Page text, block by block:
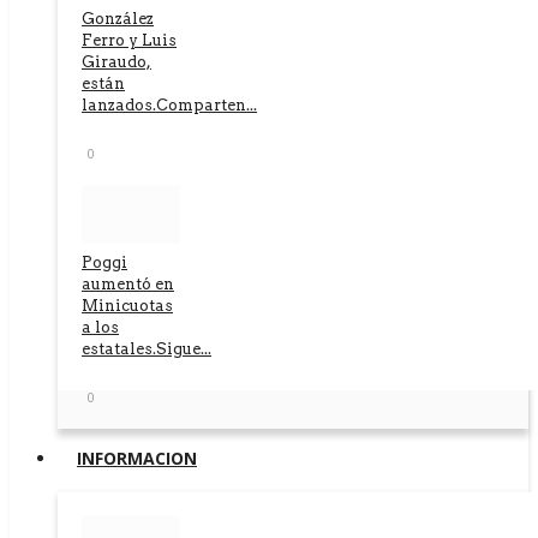
González
Ferro y Luis
Giraudo,
están
lanzados.Comparten...
0
Poggi
aumentó en
Minicuotas
a los
estatales.Sigue...
0
INFORMACION